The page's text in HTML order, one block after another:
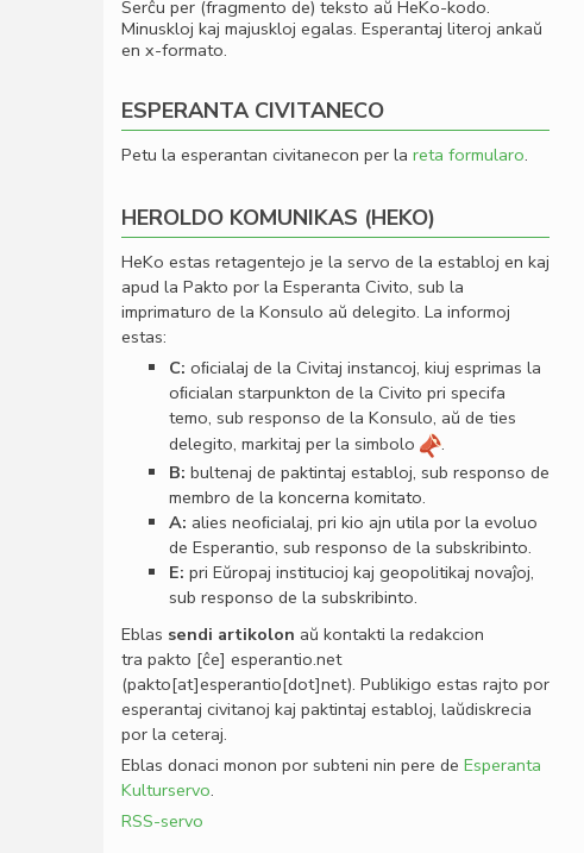
Serĉu per (fragmento de) teksto aŭ HeKo-kodo.
Minuskloj kaj majuskloj egalas. Esperantaj literoj ankaŭ
en x-formato.
ESPERANTA CIVITANECO
Petu la esperantan civitanecon per la reta formularo.
HEROLDO KOMUNIKAS (HEKO)
HeKo estas retagentejo je la servo de la establoj en kaj
apud la Pakto por la Esperanta Civito, sub la
imprimaturo de la Konsulo aŭ delegito. La informoj
estas:
C: oﬁcialaj de la Civitaj instancoj, kiuj esprimas la
oﬁcialan starpunkton de la Civito pri specifa
temo, sub responso de la Konsulo, aŭ de ties
delegito, markitaj per la simbolo
.
B: bultenaj de paktintaj establoj, sub responso de
membro de la koncerna komitato.
A: alies neoﬁcialaj, pri kio ajn utila por la evoluo
de Esperantio, sub responso de la subskribinto.
E: pri Eŭropaj institucioj kaj geopolitikaj novaĵoj,
sub responso de la subskribinto.
Eblas sendi artikolon aŭ kontakti la redakcion
tra pakto [ĉe] esperantio.net
(pakto[at]esperantio[dot]net). Publikigo estas rajto por
esperantaj civitanoj kaj paktintaj establoj, laŭdiskrecia
por la ceteraj.
Eblas donaci monon por subteni nin pere de Esperanta
Kulturservo.
RSS-servo